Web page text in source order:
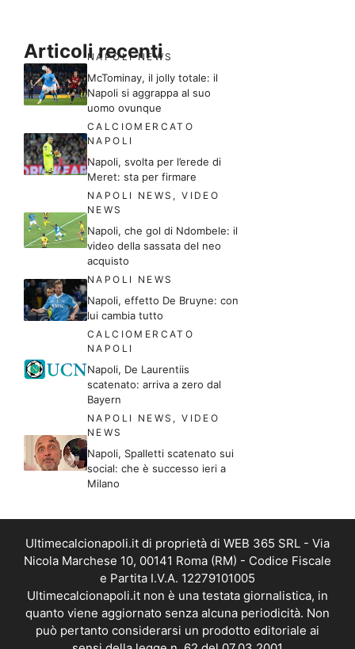
Articoli recenti
NAPOLI NEWS
McTominay, il jolly totale: il
Napoli si aggrappa al suo
uomo ovunque
CALCIOMERCATO
NAPOLI
Napoli, svolta per l’erede di
Meret: sta per firmare
NAPOLI NEWS ,VIDEO
NEWS
Napoli, che gol di Ndombele: il
video della sassata del neo
acquisto
NAPOLI NEWS
Napoli, effetto De Bruyne: con
lui cambia tutto
CALCIOMERCATO
NAPOLI
Napoli, De Laurentiis
scatenato: arriva a zero dal
Bayern
NAPOLI NEWS ,VIDEO
NEWS
Napoli, Spalletti scatenato sui
social: che è successo ieri a
Milano
Ultimecalcionapoli.it di proprietà di WEB 365 SRL - Via
Nicola Marchese 10, 00141 Roma (RM) - Codice Fiscale
e Partita I.V.A. 12279101005
Ultimecalcionapoli.it non è una testata giornalistica, in
quanto viene aggiornato senza alcuna periodicità. Non
può pertanto considerarsi un prodotto editoriale ai